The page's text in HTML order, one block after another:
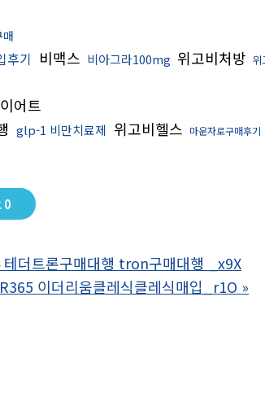
후기 비맥스 비아그라100mg 위고비처방 위
어트
glp-1 비만치료제 위고비헬스 마운자로구매후기
0
더트론구매대행 tron구매대행 _x9X
이더리움클레식클레식매입_r1O »